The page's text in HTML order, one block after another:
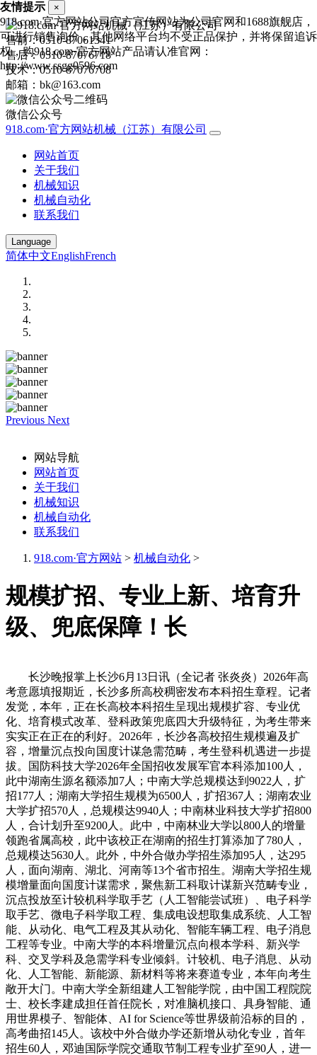
售前：0510-87061341
售后：0510-87076718
技术：0510-87076708
邮箱：bk@163.com
微信公众号
918.com·官方网站机械（江苏）有限公司
网站首页
关于我们
机械知识
机械自动化
联系我们
Language
简体中文EnglishFrench
Previous Next
网站导航
网站首页
关于我们
机械知识
机械自动化
联系我们
918.com·官方网站 > 机械自动化 >
规模扩招、专业上新、培育升
级、兜底保障！长
长沙晚报掌上长沙6月13日讯（全记者 张炎炎）2026年高
考意愿填报期近，长沙多所高校稠密发布本科招生章程。记者
发觉，本年，正在长高校本科招生呈现出规模扩容、专业优
化、培育模式改革、登科政策兜底四大升级特征，为考生带来
实实正在正在的利好。2026年，长沙各高校招生规模遍及扩
容，增量沉点投向国度计谋急需范畴，考生登科机遇进一步提
拔。国防科技大学2026年全国招收发展军官本科添加100人，
此中湖南生源名额添加7人；中南大学总规模达到9022人，扩
招177人；湖南大学招生规模为6500人，扩招367人；湖南农业
大学扩招570人，总规模达9940人；中南林业科技大学扩招800
人，合计划升至9200人。此中，中南林业大学以800人的增量
领跑省属高校，此中该校正在湖南的招生打算添加了780人，
总规模达5630人。此外，中外合做办学招生添加95人，达295
人，面向湖南、湖北、河南等13个省市招生。湖南大学招生规
模增量面向国度计谋需求，聚焦新工科取计谋新兴范畴专业，
沉点投放至计较机科学取手艺（人工智能尝试班）、电子科学
取手艺、微电子科学取工程、集成电设想取集成系统、人工智
能、从动化、电气工程及其从动化、智能车辆工程、电子消息
工程等专业。中南大学的本科增量沉点向根本学科、新兴学
科、交叉学科及急需学科专业倾斜。计较机、电子消息、从动
化、人工智能、新能源、新材料等将来赛道专业，本年向考生
敞开大门。中南大学全新组建人工智能学院，由中国工程院院
士、校长李建成担任首任院长，对准脑机接口、具身智能、通
用世界模子、智能体、AI for Science等世界级前沿标的目的，
高考曲招145人。该校中外合做办学还新增从动化专业，首年
招生60人，邓迪国际学院交通取节制工程专业扩至90人，进一
友情提示 ×
918.com·官方网站公司官方宣传网站为公司官网和1688旗舰店，
可进行销售询价，其他网络平台均不受正品保护，并将保留追诉
权，购918.com·官方网站产品请认准官网：
http://www.ssgg0596.com